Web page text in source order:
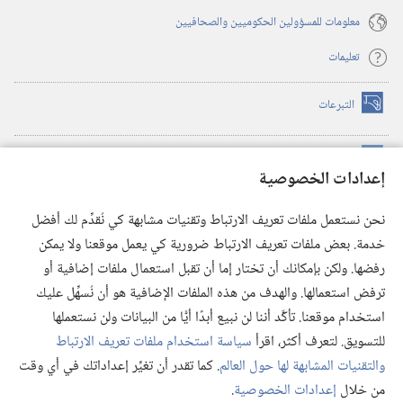
إعدادات الخصوصية
نحن نستعمل ملفات تعريف الارتباط وتقنيات مشابهة كي نُقدِّم لك أفضل
خدمة. بعض ملفات تعريف الارتباط ضرورية كي يعمل موقعنا ولا يمكن
رفضها. ولكن بإمكانك أن تختار إما أن تقبل استعمال ملفات إضافية أو
ترفض استعمالها. والهدف من هذه الملفات الإضافية هو أن نُسهِّل عليك
استخدام موقعنا. تأكَّد أننا لن نبيع أبدًا أيًّا من البيانات ولن نستعملها
للتسويق. لتعرف أكثر، اقرأسياسة استخدام ملفات تعريف الارتباط
والتقنيات المشابهة لها حول العالم. كما تقدر أن تغيِّر إعداداتك في أي وقت
من خلال إعدادات الخصوصية.
معلومات للمسؤولين الحكوميين والصحافيين
تعليمات
التبرعات (يفتح
نافذة
(يفتح
نافذة
(يفتح
نافذة
جديدة) تطبيق ®
JW Library
مكتبة برج المراقبة
© 2026 .Watch Tower Bible and Tract Society of Pennsylvania